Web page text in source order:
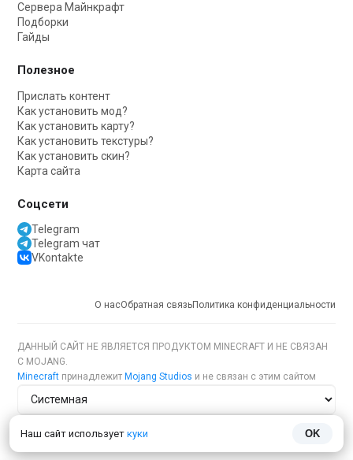
Наш сайт использует куки OK
Сервера Майнкрафт
Подборки
Гайды
Полезное
Прислать контент
Как установить мод?
Как установить карту?
Как установить текстуры?
Как установить скин?
Карта сайта
Соцсети
Telegram
Telegram чат
VKontakte
О насОбратная связьПолитика конфиденциальности
ДАННЫЙ САЙТ НЕ ЯВЛЯЕТСЯ ПРОДУКТОМ MINECRAFT И НЕ СВЯЗАН
С MOJANG.
Minecraft принадлежит Mojang Studios и не связан с этим сайтом
Тема сайта
Язык сайта